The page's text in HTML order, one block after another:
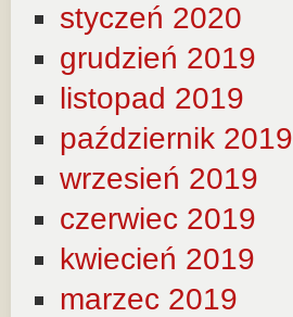
styczeń 2020
grudzień 2019
listopad 2019
październik 2019
wrzesień 2019
czerwiec 2019
kwiecień 2019
marzec 2019